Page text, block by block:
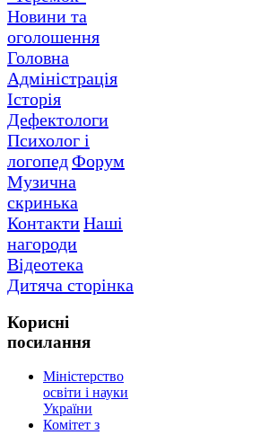
Новини та
оголошення
Головна
Адміністрація
Історія
Дефектологи
Психолог і
логопедФорум
Музична
скринька
КонтактиНаші
нагороди
Відеотека
Дитяча сторінка
Корисні
посилання
Міністерство
освіти і науки
України
Комітет з